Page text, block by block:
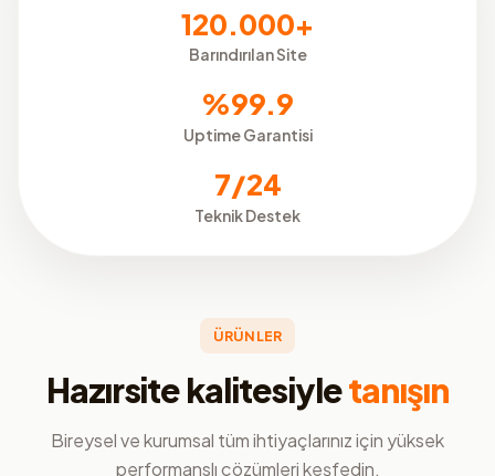
120.000+
Barındırılan Site
%99.9
Uptime Garantisi
7/24
Teknik Destek
ÜRÜNLER
Hazırsite kalitesiyletanışın
Bireysel ve kurumsal tüm ihtiyaçlarınız için yüksek
performanslı çözümleri keşfedin.